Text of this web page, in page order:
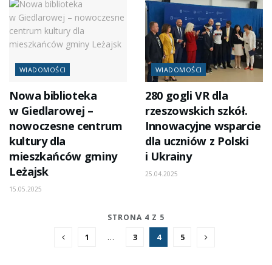
WIADOMOŚCI
Nowa biblioteka
w Giedlarowej –
nowoczesne centrum
kultury dla
mieszkańców gminy
Leżajsk
15.05.2025
WIADOMOŚCI
280 gogli VR dla
rzeszowskich szkół.
Innowacyjne wsparcie
dla uczniów z Polski
i Ukrainy
25.04.2025
STRONA 4 Z 5
1 … 3 4 5